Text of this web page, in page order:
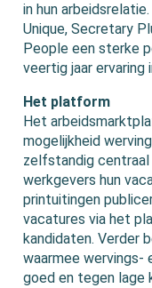
in hun
Unique, Secretary
People een sterke
veertig jaar ervaring
Het platform
Het
mogelijkheid
zelfstandig centraal
werkgevers hun
printuitingen
vacatures via het
kandidaten. Verder
waarmee wervings-
goed en tegen lage